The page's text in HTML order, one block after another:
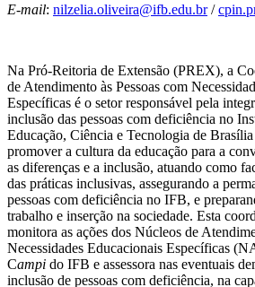
E-mail: nilzelia.oliveira@ifb.edu.br/
Na Pró-Reitoria de Extensão (PREX), a
de Atendimento às Pessoas com
Específicas é o setor responsável pela
inclusão das pessoas com deficiência no
Educação, Ciência e Tecnologia de
promover a cultura da educação para a
as diferenças e a inclusão, atuando como
das práticas inclusivas, assegurando a
pessoas com deficiência no IFB, e
trabalho e inserção na sociedade. Esta
monitora as ações dos Núcleos de
Necessidades Educacionais Específicas
Campi do IFB e assessora nas eventuais
inclusão de pessoas com deficiência, na